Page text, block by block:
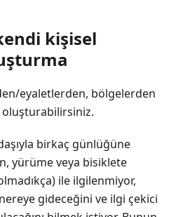
kişisel
eyaletlerden, bölgelerden
birkaç günlüğüne
yürüme veya bisiklete
ile ilgilenmiyor,
gideceğini ve ilgi çekici